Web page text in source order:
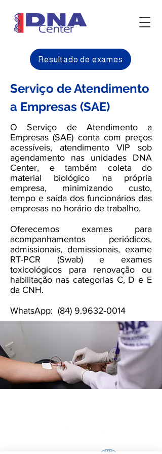
Resultado de exames
Serviço de Atendimento
a Empresas (SAE)
O Serviço de Atendimento a
Empresas (SAE) conta com preços
acessíveis, atendimento VIP sob
agendamento nas unidades DNA
Center, e também coleta do
material biológico na própria
empresa, minimizando custo,
tempo e saída dos funcionários das
empresas no horário de trabalho.
Oferecemos exames para
acompanhamentos periódicos,
admissionais, demissionais, exame
RT-PCR (Swab) e exames
toxicológicos para renovação ou
habilitação nas categorias C, D e E
da CNH.
WhatsApp: (84) 9.9632-0014